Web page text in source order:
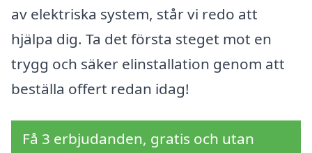
av elektriska system, står vi redo att
hjälpa dig. Ta det första steget mot en
trygg och säker elinstallation genom att
beställa offert redan idag!
Få 3 erbjudanden, gratis och utan